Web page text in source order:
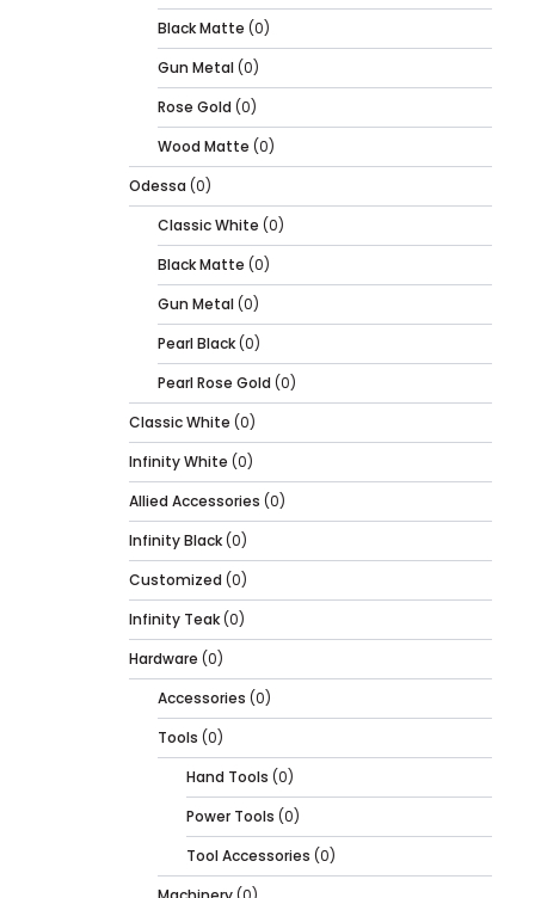
Black Matte (0)
Gun Metal(0)
Rose Gold (0)
Wood Matte (0)
Odessa (0)
Classic White (0)
Black Matte (0)
Gun Metal(0)
Pearl Black(0)
Pearl Rose Gold (0)
Classic White (0)
Infinity White (0)
Allied Accessories (0)
Infinity Black(0)
Customized (0)
Infinity Teak(0)
Hardware (0)
Accessories (0)
Tools (0)
Hand Tools (0)
Power Tools (0)
Tool Accessories (0)